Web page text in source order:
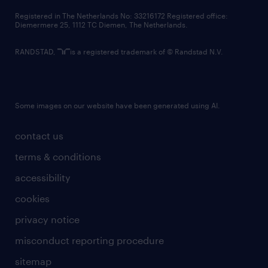
contact us
terms & conditions
accessibility
cookies
privacy notice
misconduct reporting procedure
sitemap
Registered in The Netherlands No: 33216172 Registered office:
Diemermere 25, 1112 TC Diemen, The Netherlands.
RANDSTAD, is a registered trademark of © Randstad N.V.
Some images on our website have been generated using AI.